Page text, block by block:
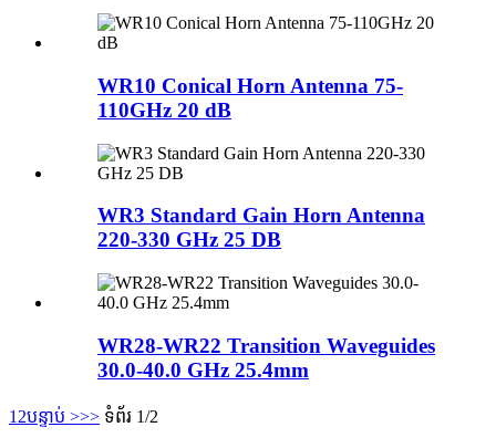
WR10 Conical Horn Antenna 75-
110GHz 20 dB
WR3 Standard Gain Horn Antenna
220-330 GHz 25 DB
WR28-WR22 Transition Waveguides
30.0-40.0 GHz 25.4mm
1 2បន្ទាប់ >>> ទំព័រ 1/2